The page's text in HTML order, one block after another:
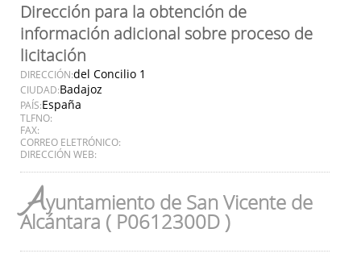
Dirección para la obtención de
información adicional sobre proceso de
licitación
DIRECCIÓN:del Concilio 1
CIUDAD:Badajoz
PAÍS:España
TLFNO:
FAX:
CORREO ELETRÓNICO:
DIRECCIÓN WEB:
Ayuntamiento de San Vicente de
Alcántara ( P0612300D )